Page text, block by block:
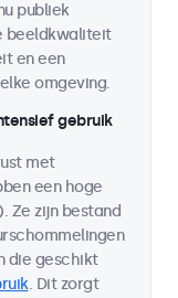
publiek
beeldkwaliteit
en een
omgeving.
gebruik
met
een hoge
Ze zijn bestand
die geschikt
. Dit zorgt